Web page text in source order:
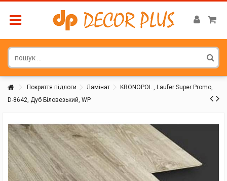
Покриття підлоги Ламінат
KRONOPOL , Laufer Super Promo,
D-8642, Дуб Біловезький, WP